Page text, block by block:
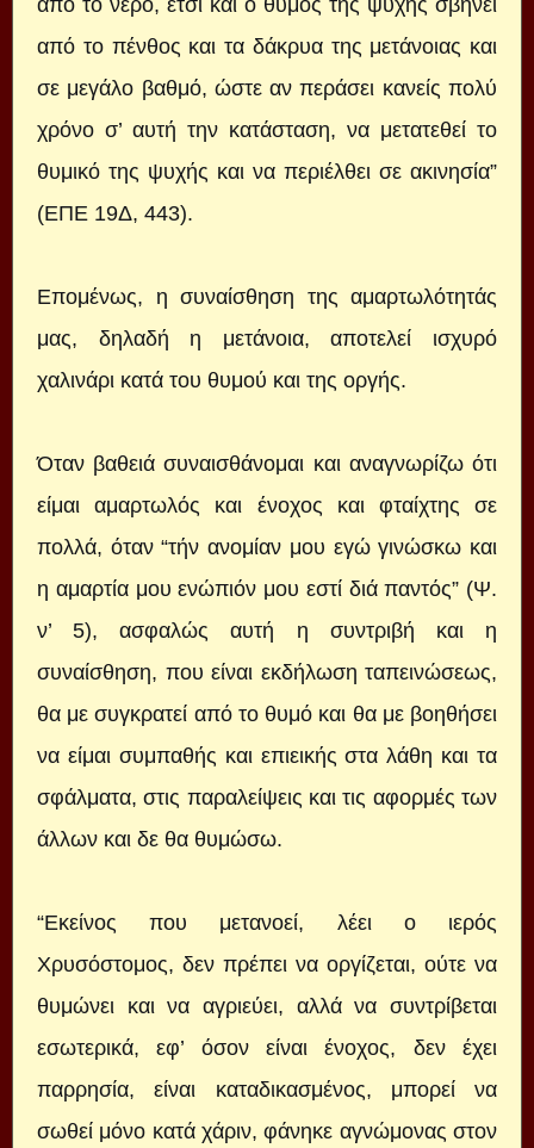
από το νερό, έτσι και ο θυμός της ψυχής σβήνει
από το πένθος και τα δάκρυα της μετάνοιας και
σε μεγάλο βαθμό, ώστε αν περάσει κανείς πολύ
χρόνο σ’ αυτή την κατάσταση, να μετατεθεί το
θυμικό της ψυχής και να περιέλθει σε ακινησία”
(ΕΠΕ 19Δ, 443).
Επομένως, η συναίσθηση της αμαρτωλότητάς
μας, δηλαδή η μετάνοια, αποτελεί ισχυρό
χαλινάρι κατά του θυμού και της οργής.
Όταν βαθειά συναισθάνομαι και αναγνωρίζω ότι
είμαι αμαρτωλός και ένοχος και φταίχτης σε
πολλά, όταν “τήν ανομίαν μου εγώ γινώσκω και
η αμαρτία μου ενώπιόν μου εστί διά παντός” (Ψ.
ν’ 5), ασφαλώς αυτή η συντριβή και η
συναίσθηση, που είναι εκδήλωση ταπεινώσεως,
θα με συγκρατεί από το θυμό και θα με βοηθήσει
να είμαι συμπαθής και επιεικής στα λάθη και τα
σφάλματα, στις παραλείψεις και τις αφορμές των
άλλων και δε θα θυμώσω.
“Εκείνος που μετανοεί, λέει ο ιερός
Χρυσόστομος, δεν πρέπει να οργίζεται, ούτε να
θυμώνει και να αγριεύει, αλλά να συντρίβεται
εσωτερικά, εφ’ όσον είναι ένοχος, δεν έχει
παρρησία, είναι καταδικασμένος, μπορεί να
σωθεί μόνο κατά χάριν, φάνηκε αγνώμονας στον